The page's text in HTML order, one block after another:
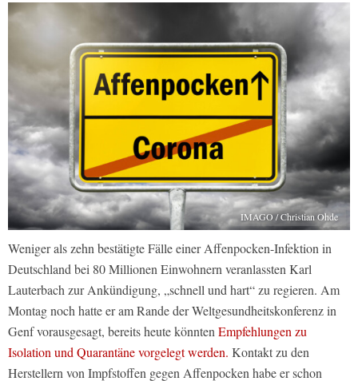
IMAGO / Christian Ohde
Weniger als zehn bestätigte Fälle einer Affenpocken-Infektion in
Deutschland bei 80 Millionen Einwohnern veranlassten Karl
Lauterbach zur Ankündigung, „schnell und hart“ zu regieren. Am
Montag noch hatte er am Rande der Weltgesundheitskonferenz in
Genf vorausgesagt, bereits heute könntenEmpfehlungen zu
Isolation und Quarantäne vorgelegt werden. Kontakt zu den
Herstellern von Impfstoffen gegen Affenpocken habe er schon